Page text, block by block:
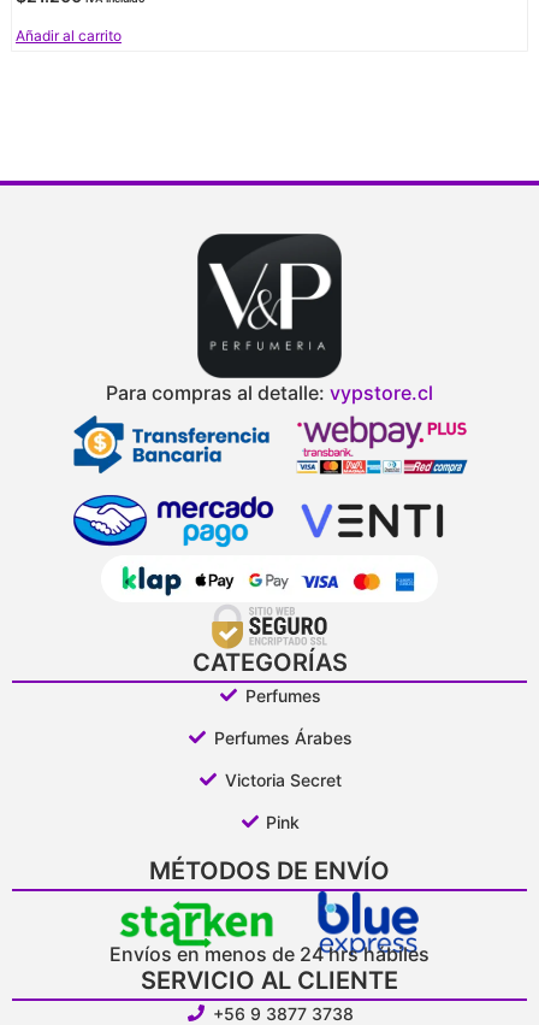
Añadir al carrito
Para compras al detalle: vypstore.cl
CATEGORÍAS
Perfumes
Perfumes Árabes
Victoria Secret
Pink
MÉTODOS DE ENVÍO
Envíos en menos de 24 hrs hábiles
SERVICIO AL CLIENTE
+56 9 3877 3738